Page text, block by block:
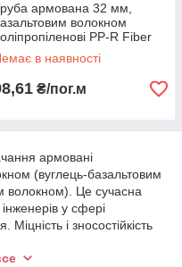
армована 32 мм,
волокном
PP-R Fiber
Plus, Hydro Plastik
в наявності
₴/пог.м
армовані
(вуглець-базальтовим
волокном). Це сучасна
у сфері
і зносостійкість
(stabi), за рахунок